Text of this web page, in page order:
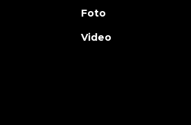
Foto
Video